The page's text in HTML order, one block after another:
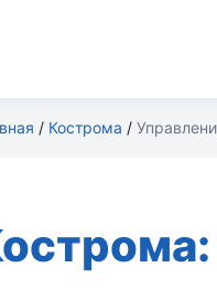
/ Кострома /